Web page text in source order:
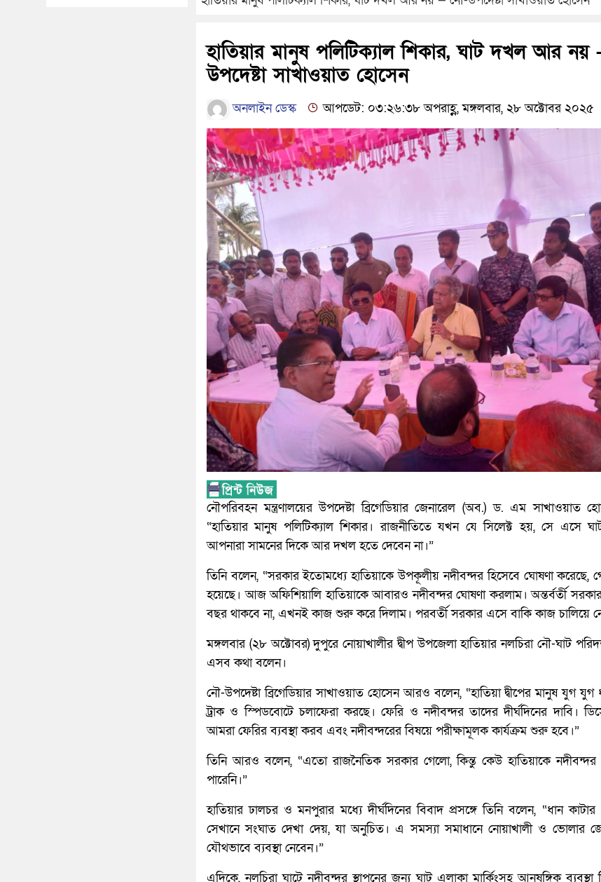
হাতিয়ার মানুষ পলিটিক্যাল শিকার, ঘাট দখল আর
উপদেষ্টা সাখাওয়াত হোসেন
অনলাইন ডেস্ক আপডেট: ০৩:২৬:৩৮ অপরাহ্ণ, মঙ্গলবার, ২৮ অক্টোবর ২০২৫
নৌপরিবহন মন্ত্রণালয়ের উপদেষ্টা ব্রিগেডিয়ার জেনারেল (অব.) ড. এম সাখাওয়াত
“হাতিয়ার মানুষ পলিটিক্যাল শিকার। রাজনীতিতে যখন যে সিলেক্ট হয়, সে এসে
আপনারা সামনের দিকে আর দখল হতে দেবেন না।”
তিনি বলেন, “সরকার ইতোমধ্যে হাতিয়াকে উপকূলীয় নদীবন্দর হিসেবে ঘোষণা করেছে,
হয়েছে। আজ অফিশিয়ালি হাতিয়াকে আবারও নদীবন্দর ঘোষণা করলাম। অন্তর্বর্তী
বছর থাকবে না, এখনই কাজ শুরু করে দিলাম। পরবর্তী সরকার এসে বাকি কাজ চালিয়ে
মঙ্গলবার (২৮ অক্টোবর) দুপুরে নোয়াখালীর দ্বীপ উপজেলা হাতিয়ার নলচিরা নৌ-ঘাট
এসব কথা বলেন।
নৌ-উপদেষ্টা ব্রিগেডিয়ার সাখাওয়াত হোসেন আরও বলেন, “হাতিয়া দ্বীপের মানুষ যুগ যুগ
ট্রাক ও স্পিডবোটে চলাফেরা করছে। ফেরি ও নদীবন্দর তাদের দীর্ঘদিনের দাবি।
আমরা ফেরির ব্যবস্থা করব এবং নদীবন্দরের বিষয়ে পরীক্ষামূলক কার্যক্রম শুরু হবে।”
তিনি আরও বলেন, “এতো রাজনৈতিক সরকার গেলো, কিন্তু কেউ হাতিয়াকে
পারেনি।”
হাতিয়ার ঢালচর ও মনপুরার মধ্যে দীর্ঘদিনের বিবাদ প্রসঙ্গে তিনি বলেন, “ধান
সেখানে সংঘাত দেখা দেয়, যা অনুচিত। এ সমস্যা সমাধানে নোয়াখালী ও ভোলার
যৌথভাবে ব্যবস্থা নেবেন।”
এদিকে, নলচিরা ঘাটে নদীবন্দর স্থাপনের জন্য ঘাট এলাকা মার্কিংসহ আনুষঙ্গিক